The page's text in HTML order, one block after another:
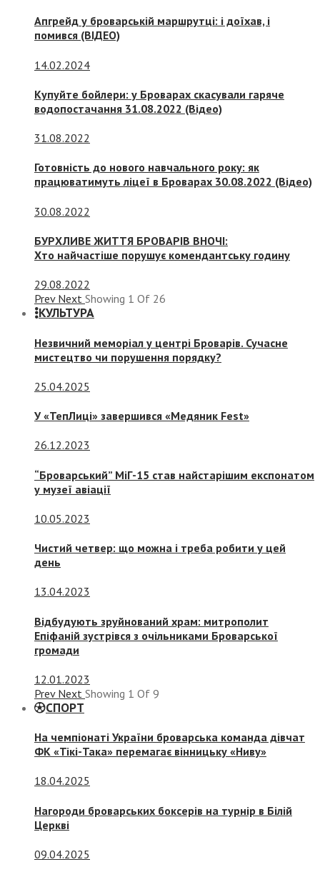
Апгрейд у броварській маршрутці: і доїхав, і
помився (ВІДЕО)
14.02.2024
Купуйте бойлери: у Броварах скасували гаряче
водопостачання 31.08.2022 (Відео)
31.08.2022
Готовність до нового навчального року: як
працюватимуть ліцеї в Броварах 30.08.2022 (Відео)
30.08.2022
БУРХЛИВЕ ЖИТТЯ БРОВАРІВ ВНОЧІ:
Хто найчастіше порушує комендантську годину
29.08.2022
Prev Next Showing 1 Of 26
КУЛЬТУРА
Незвичний меморіал у центрі Броварів. Сучасне
мистецтво чи порушення порядку?
25.04.2025
У «ТепЛиці» завершився «Медяник Fest»
26.12.2023
“Броварський” МіГ-15 став найстарішим експонатом
у музеї авіації
10.05.2023
Чистий четвер: що можна і треба робити у цей
день
13.04.2023
Відбудують зруйнований храм: митрополит
Епіфаній зустрівся з очільниками Броварської
громади
12.01.2023
Prev Next Showing 1 Of 9
СПОРТ
На чемпіонаті України броварська команда дівчат
ФК «Тікі-Така» перемагає вінницьку «Ниву»
18.04.2025
Нагороди броварських боксерів на турнір в Білій
Церкві
09.04.2025